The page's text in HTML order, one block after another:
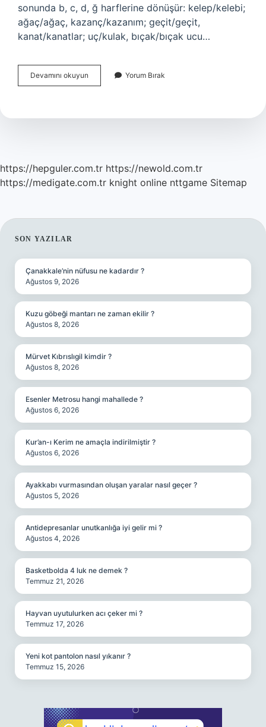
sonunda b, c, d, ğ harflerine dönüşür: kelep/kelebi;
ağaç/ağaç, kazanç/kazanım; geçit/geçit,
kanat/kanatlar; uç/kulak, bıçak/bıçak ucu…
Devamını okuyun
Sert
Mı
Yorum Bırak
https://hepguler.com.tr https://newold.com.tr
https://medigate.com.tr knight online nttgame Sitemap
SIDEBAR
SON YAZILAR
Çanakkale’nin nüfusu ne kadardır ?
Ağustos 9, 2026
Kuzu göbeği mantarı ne zaman ekilir ?
Ağustos 8, 2026
Mürvet Kıbrıslıgil kimdir ?
Ağustos 8, 2026
Esenler Metrosu hangi mahallede ?
Ağustos 6, 2026
Kur’an-ı Kerim ne amaçla indirilmiştir ?
Ağustos 6, 2026
Ayakkabı vurmasından oluşan yaralar nasıl geçer ?
Ağustos 5, 2026
Antidepresanlar unutkanlığa iyi gelir mi ?
Ağustos 4, 2026
Basketbolda 4 luk ne demek ?
Temmuz 21, 2026
Hayvan uyutulurken acı çeker mi ?
Temmuz 17, 2026
Yeni kot pantolon nasıl yıkanır ?
Temmuz 15, 2026